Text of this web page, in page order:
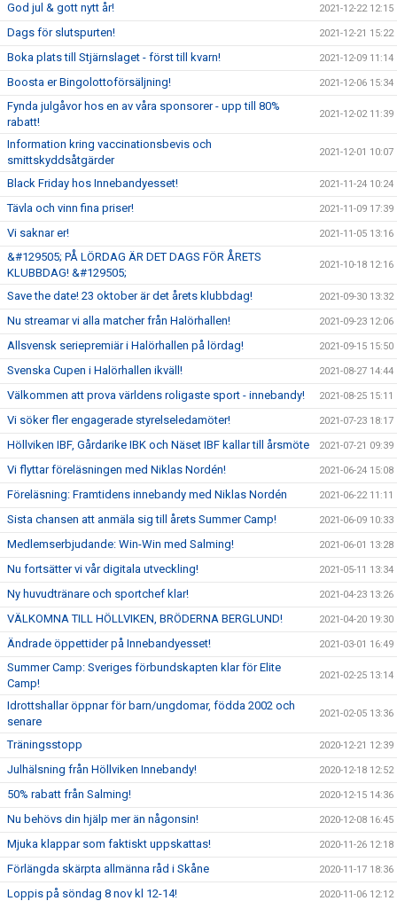
God jul & gott nytt år! 2021-12-22 12:15
Dags för slutspurten! 2021-12-21 15:22
Boka plats till Stjärnslaget - först till kvarn! 2021-12-09 11:14
Boosta er Bingolottoförsäljning! 2021-12-06 15:34
Fynda julgåvor hos en av våra sponsorer - upp till 80%
rabatt!
2021-12-02 11:39
Information kring vaccinationsbevis och
smittskyddsåtgärder
2021-12-01 10:07
Black Friday hos Innebandyesset! 2021-11-24 10:24
Tävla och vinn fina priser! 2021-11-09 17:39
Vi saknar er! 2021-11-05 13:16
&#129505; PÅ LÖRDAG ÄR DET DAGS FÖR ÅRETS
KLUBBDAG! &#129505;
2021-10-18 12:16
Save the date! 23 oktober är det årets klubbdag! 2021-09-30 13:32
Nu streamar vi alla matcher från Halörhallen! 2021-09-23 12:06
Allsvensk seriepremiär i Halörhallen på lördag! 2021-09-15 15:50
Svenska Cupen i Halörhallen ikväll! 2021-08-27 14:44
Välkommen att prova världens roligaste sport - innebandy! 2021-08-25 15:11
Vi söker fler engagerade styrelseledamöter! 2021-07-23 18:17
Höllviken IBF, Gårdarike IBK och Näset IBF kallar till årsmöte 2021-07-21 09:39
Vi flyttar föreläsningen med Niklas Nordén! 2021-06-24 15:08
Föreläsning: Framtidens innebandy med Niklas Nordén 2021-06-22 11:11
Sista chansen att anmäla sig till årets Summer Camp! 2021-06-09 10:33
Medlemserbjudande: Win-Win med Salming! 2021-06-01 13:28
Nu fortsätter vi vår digitala utveckling! 2021-05-11 13:34
Ny huvudtränare och sportchef klar! 2021-04-23 13:26
VÄLKOMNA TILL HÖLLVIKEN, BRÖDERNA BERGLUND! 2021-04-20 19:30
Ändrade öppettider på Innebandyesset! 2021-03-01 16:49
Summer Camp: Sveriges förbundskapten klar för Elite
Camp!
2021-02-25 13:14
Idrottshallar öppnar för barn/ungdomar, födda 2002 och
senare
2021-02-05 13:36
Träningsstopp 2020-12-21 12:39
Julhälsning från Höllviken Innebandy! 2020-12-18 12:52
50% rabatt från Salming! 2020-12-15 14:36
Nu behövs din hjälp mer än någonsin! 2020-12-08 16:45
Mjuka klappar som faktiskt uppskattas! 2020-11-26 12:18
Förlängda skärpta allmänna råd i Skåne 2020-11-17 18:36
Loppis på söndag 8 nov kl 12-14! 2020-11-06 12:12